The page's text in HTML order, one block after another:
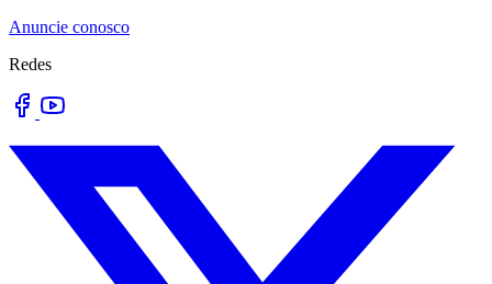
Anuncie conosco
Redes